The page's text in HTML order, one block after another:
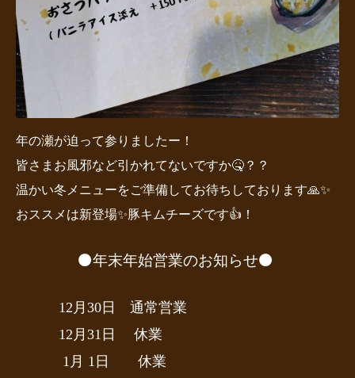
年の瀬が迫って参りましたー！
皆さまお風邪など引かれてないですか🤒？？
温かい冬メニューをご準備してお待ちしております🙏✨
おススメは新登場✨豚キムチーズです👍！
⚫️年末年始営業のお知らせ⚫️
12月30日 通常営業
12月31日 休業
1月 1日 休業